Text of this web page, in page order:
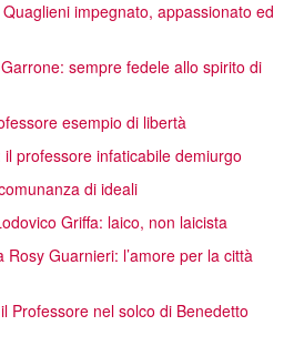
impegnato, appassionato ed
sempre fedele allo spirito di
esempio di libertà
professore infaticabile demiurgo
di ideali
Griffa: laico, non laicista
Rosy Guarnieri: l’amore per la città
Professore nel solco di Benedetto